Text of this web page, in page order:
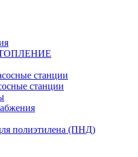
станции
станции
полиэтилена (ПНД)